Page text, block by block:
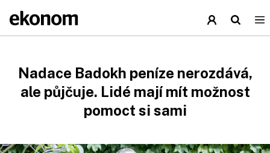
Nadace Badokh peníze nerozdává,
ale půjčuje. Lidé mají mít možnost
pomoct si sami